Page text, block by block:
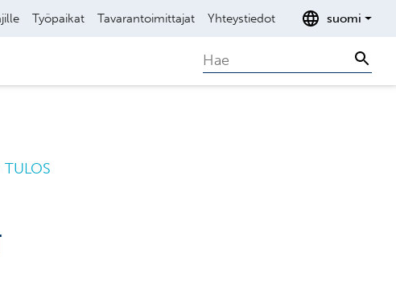
Työpaikat Tavarantoimittajat Yhteystiedot suomi
Search